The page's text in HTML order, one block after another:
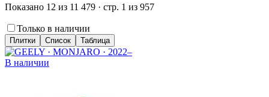
Показано 12 из 11 479 · стр. 1 из 957
Только в наличии
Плитки Список Таблица
В наличии